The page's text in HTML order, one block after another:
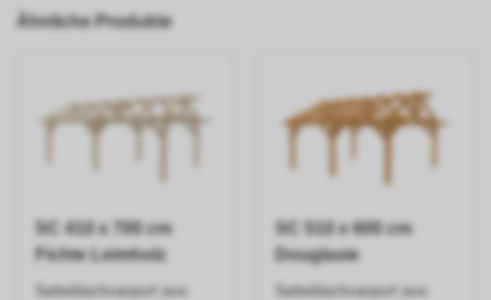
Ähnliche Produkte
SC 410 x 700 cm
Fichte Leimholz
Satteldachcarport aus
SC 510 x 600 cm
Douglasie
Satteldachcarport aus